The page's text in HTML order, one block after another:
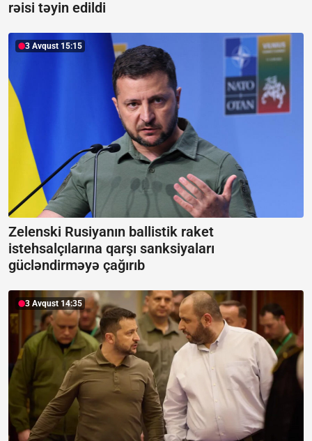
rəisi təyin edildi
3 Avqust 15:15
Zelenski Rusiyanın ballistik raket
istehsalçılarına qarşı sanksiyaları
gücləndirməyə çağırıb
3 Avqust 14:35